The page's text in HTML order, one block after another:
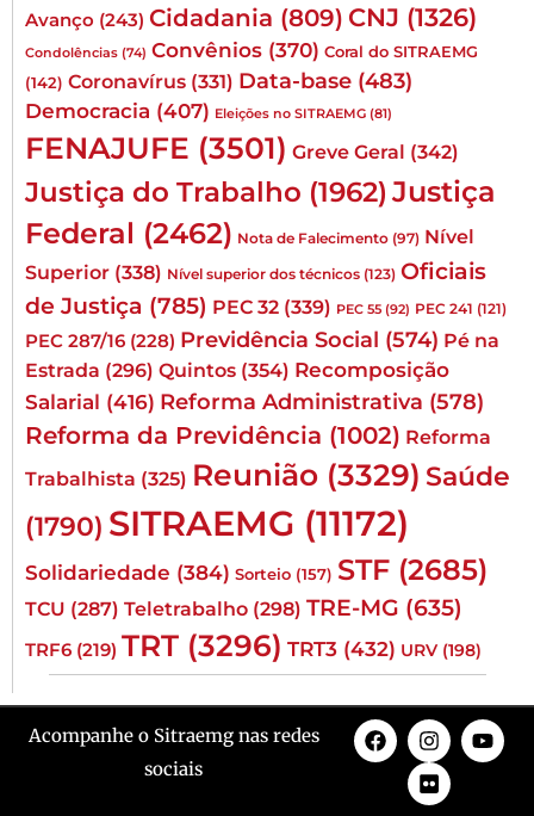
Avanço (243) Cidadania (809) CNJ (1326)
Condolências (74) Convênios (370) Coral do SITRAEMG
(142) Coronavírus (331) Data-base (483)
Democracia (407) Eleições no SITRAEMG (81)
FENAJUFE (3501) Greve Geral (342)
Justiça do Trabalho (1962) Justiça
Federal (2462) Nota de Falecimento (97) Nível
Superior (338) Nível superior dos técnicos (123) Oficiais
de Justiça (785) PEC 32 (339) PEC 55 (92) PEC 241 (121)
PEC 287/16 (228) Previdência Social (574) Pé na
Estrada (296) Quintos (354) Recomposição
Salarial (416) Reforma Administrativa (578)
Reforma da Previdência (1002) Reforma
Trabalhista (325) Reunião (3329) Saúde
(1790) SITRAEMG (11172)
Solidariedade (384) Sorteio (157) STF (2685)
TCU (287) Teletrabalho (298) TRE-MG (635)
TRF6 (219) TRT (3296) TRT3 (432) URV (198)
Acompanhe o Sitraemg nas redes
sociais